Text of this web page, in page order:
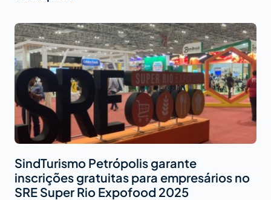
SindTurismo Petrópolis garante
inscrições gratuitas para empresários no
SRE Super Rio Expofood 2025